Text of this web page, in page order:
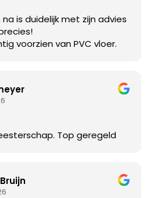
is duidelijk met zijn advies
voorzien van PVC vloer.
Top geregeld